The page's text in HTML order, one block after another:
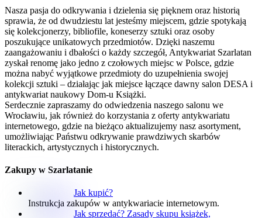
Nasza pasja do odkrywania i dzielenia się pięknem oraz historią
sprawia, że od dwudziestu lat jesteśmy miejscem, gdzie spotykają
się kolekcjonerzy, bibliofile, koneserzy sztuki oraz osoby
poszukujące unikatowych przedmiotów. Dzięki naszemu
zaangażowaniu i dbałości o każdy szczegół, Antykwariat Szarlatan
zyskał renomę jako jedno z czołowych miejsc w Polsce, gdzie
można nabyć wyjątkowe przedmioty do uzupełnienia swojej
kolekcji sztuki – działając jak miejsce łączące dawny salon DESA i
antykwariat naukowy Dom-u Książki.
Serdecznie zapraszamy do odwiedzenia naszego salonu we
Wrocławiu, jak również do korzystania z oferty antykwariatu
internetowego, gdzie na bieżąco aktualizujemy nasz asortyment,
umożliwiając Państwu odkrywanie prawdziwych skarbów
literackich, artystycznych i historycznych.
Zakupy w Szarlatanie
Jak kupić?
Instrukcja zakupów w antykwariacie internetowym.
Jak sprzedać? Zasady skupu książek,